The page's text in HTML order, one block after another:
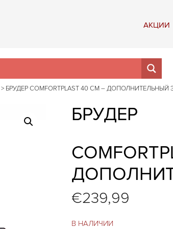
АКЦИИ
> БРУДЕР COMFORTPLAST 40 СМ – ДОПОЛНИТЕЛЬНЫЙ
БРУДЕР
€239,99
В НАЛИЧИИ